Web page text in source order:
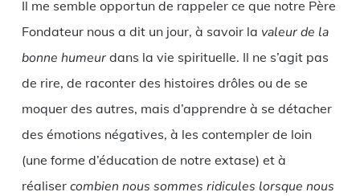
Il me semble opportun de rappeler ce que notre Père
Fondateur nous a dit un jour, à savoir la valeur de la
bonne humeurdans la vie spirituelle. Il ne s’agit pas
de rire, de raconter des histoires drôles ou de se
moquer des autres, mais d’apprendre à se détacher
des émotions négatives, à les contempler de loin
(une forme d’éducation de notre extase) et à
réaliser combien nous sommes ridicules lorsque nous